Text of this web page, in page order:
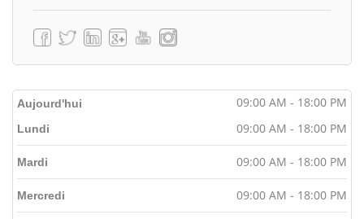
Aujourd'hui 09:00 AM - 18:00 PM
Lundi 09:00 AM - 18:00 PM
Mardi 09:00 AM - 18:00 PM
Mercredi 09:00 AM - 18:00 PM